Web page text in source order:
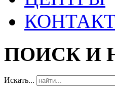
ПОИСК И
Искать...